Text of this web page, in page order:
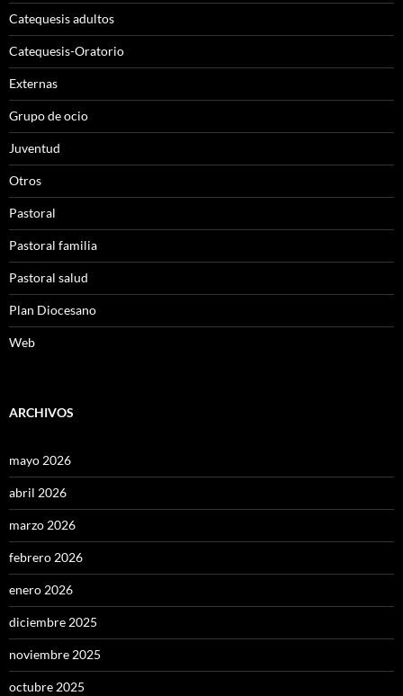
Catequesis adultos
Catequesis-Oratorio
Externas
Grupo de ocio
Juventud
Otros
Pastoral
Pastoral familia
Pastoral salud
Plan Diocesano
Web
ARCHIVOS
mayo 2026
abril 2026
marzo 2026
febrero 2026
enero 2026
diciembre 2025
noviembre 2025
octubre 2025